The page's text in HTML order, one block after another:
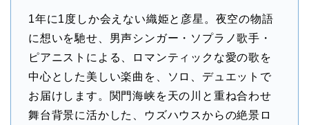
1年に1度しか会えない織姫と彦星。夜空の物語
に想いを馳せ、男声シンガー・ソプラノ歌手・
ピアニストによる、ロマンティックな愛の歌を
中心とした美しい楽曲を、ソロ、デュエットで
お届けします。関門海峡を天の川と重ね合わせ
舞台背景に活かした、ウズハウスからの絶景ロ